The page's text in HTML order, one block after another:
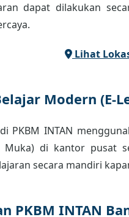
dapat dilakukan
Lihat
Modern (E-
PKBM INTAN
Muka) di kantor pusat
secara mandiri
PKBM INTAN